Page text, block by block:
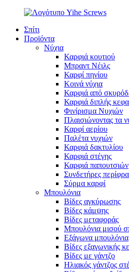
Σπίτι
Προϊόντα
Νύχια
Καρφιά κουτιού
Μπραντ Νέιλς
Καρφί πηνίου
Κοινά νύχια
Καρφιά από
Καρφιά διπλής
Φινίρισμα Νυχιών
Πλαισιώνοντας τα
Καρφί αερίου
Παλέτα νυχιών
Καρφιά δακτυλίου
Καρφιά στέγης
Καρφιά παπουτσιών
Συνδετήρες
Σύρμα καρφί
Μπουλόνια
Βίδες αγκύρωσης
Βίδες κάμψης
Βίδες μεταφοράς
Μπουλόνια μισού
Εξάγωνα μπουλόνια
Βίδες εξαγωνικής
Βίδες με γάντζο
Ηλιακός γάντζος